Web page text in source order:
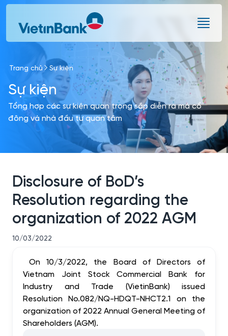
Skip to Main Content
Trang chủ Sự kiện
Sự kiện
Tổng hợp các sự kiện quan trọng sắp diễn ra mà cổ
đông và nhà đầu tư quan tâm
Disclosure of BoD’s
Resolution regarding the
organization of 2022 AGM
10/03/2022
On 10/3/2022, the Board of Directors of
Vietnam Joint Stock Commercial Bank for
Industry and Trade (VietinBank) issued
Resolution No.082/NQ-HDQT-NHCT2.1 on the
organization of 2022 Annual General Meeting of
Shareholders (AGM).